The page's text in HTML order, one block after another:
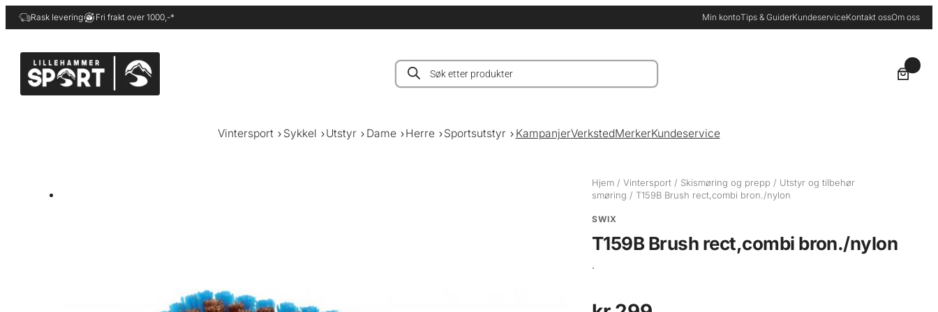
Hopp
til
Rask levering Fri frakt over 1000,-* Min kontoTips & GuiderKundeserviceKontakt ossOm oss
Products
search
Vintersport Sykkel Utstyr Dame Herre Sportsutstyr KampanjerVerkstedMerkerKundeservice
Hjem / Vintersport / Skismøring og prepp / Utstyr og tilbehør
smøring / T159B Brush rect,combi bron./nylon
SWIX
T159B Brush rect,combi bron./nylon
.